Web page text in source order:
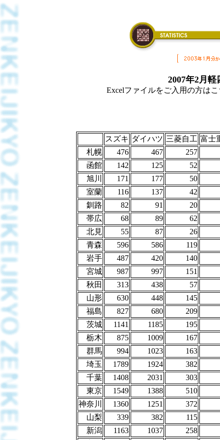
2007年2月
Excelファイルをご入用の方は
スズキ ダイハツ 三菱自工 富士
札幌
476 467
257
函館
142 125
52
旭川
171 177
50
室蘭
116 137
42
釧路
82 91
20
帯広
68 89
62
北見
55 87
26
青森
596 586
119
岩手
487 420
140
宮城
987 997
151
秋田
313 438
57
山形
630 448
145
福島
827 680
209
茨城
1141 1185
195
栃木
875 1009
167
群馬
994 1023
163
埼玉
1789 1924
382
千葉
1408 2031
303
東京
1549 1388
510
神奈川
1360 1251
372
山梨
339 382
115
新潟
1163 1037
258